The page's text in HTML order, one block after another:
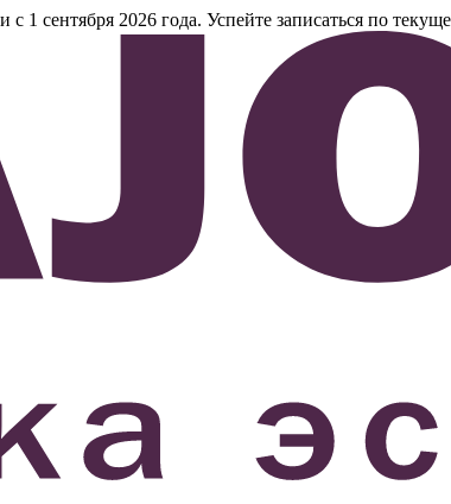
сентября 2026 года. Успейте записаться по